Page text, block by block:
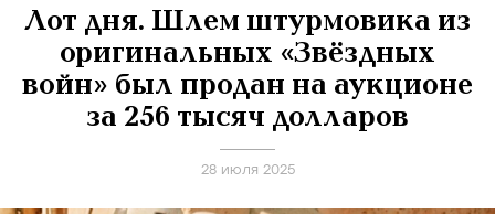
Лот дня. Шлем штурмовика из
оригинальных «Звёздных
войн» был продан на аукционе
за 256 тысяч долларов
28 июля 2025